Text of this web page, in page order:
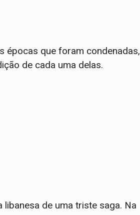
épocas que foram condenadas,
de cada uma delas.
de uma triste saga. Na